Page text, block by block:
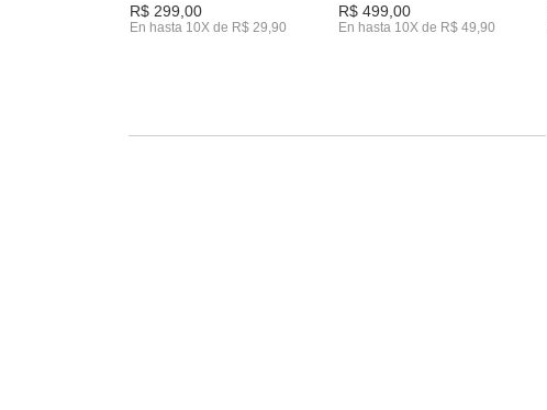
R$ 299,00
En hasta 10X de R$ 29,90
R$ 499,00
En hasta 10X de R$ 49,90